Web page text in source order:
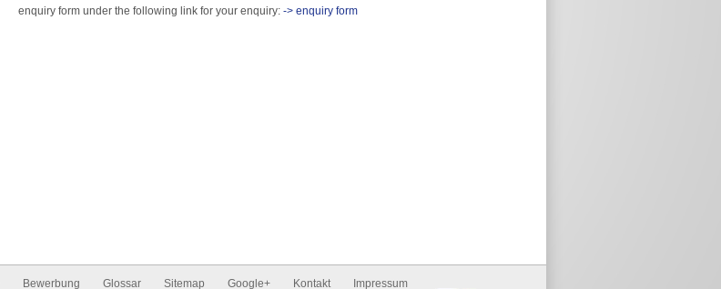
enquiry form under the following link for your enquiry: -> enquiry form
Bewerbung Glossar Sitemap Google+ Kontakt Impressum